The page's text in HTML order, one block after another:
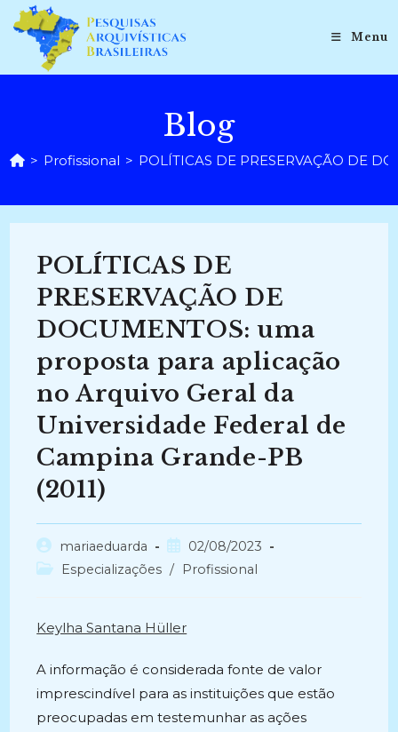
para
conteúdo
Menu
Blog
> Profissional > POLÍTICAS DE PRESERVAÇÃO DE
POLÍTICAS DE
PRESERVAÇÃO DE
DOCUMENTOS: uma
proposta para aplicação
no Arquivo Geral da
Universidade Federal de
Campina Grande-PB
(2011)
Autor
do
mariaeduarda
Post
publicado:
02/08/2023
Categoria
Especializações / Profissional
Keylha Santana Hüller
A informação é considerada fonte de valor
imprescindível para as instituições que estão
preocupadas em testemunhar as ações